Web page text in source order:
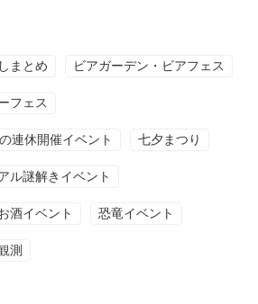
まとめ ビアガーデン・ビアフェス
フェス
連休開催イベント 七夕まつり
ル謎解きイベント
酒イベント 恐竜イベント
測